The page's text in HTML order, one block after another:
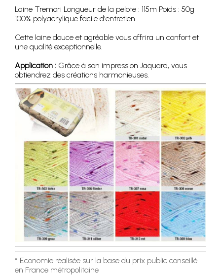
Laine Tremori Longueur de la pelote : 115m Poids : 50g
100% polyacrylique facile d'entretien
Cette laine douce et agréable vous offrira un confort et
une qualité exceptionnelle.
Application : Grâce à son impression Jaquard, vous
obtiendrez des créations harmonieuses.
* Economie réalisée sur la base du prix public conseillé
en France métropolitaine